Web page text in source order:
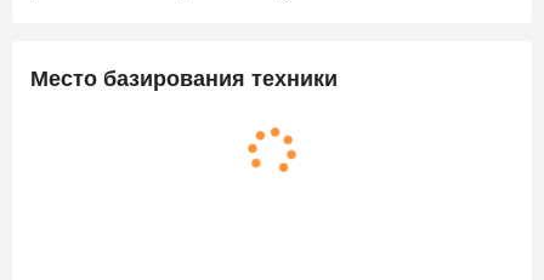
Место базирования техники